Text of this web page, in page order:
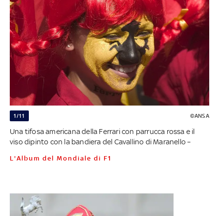
1/11 ©ANSA
Una tifosa americana della Ferrari con parrucca rossa e il
viso dipinto con la bandiera del Cavallino di Maranello –
L'Album del Mondiale di F1